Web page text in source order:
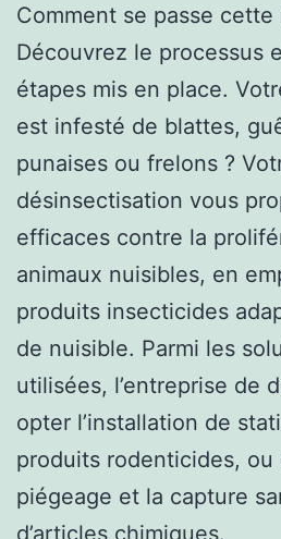
Comment se passe
Découvrez le processus
étapes mis en place.
est infesté de blattes,
punaises ou frelons ?
désinsectisation vous
efficaces contre la
animaux nuisibles, en
produits insecticides
de nuisible. Parmi les
utilisées, l’entreprise de
opter l’installation de
produits rodenticides, ou
piégeage et la capture
d’articles chimiques.